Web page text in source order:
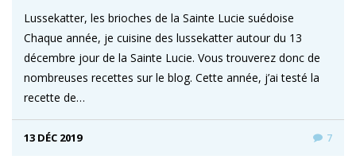
Lussekatter, les brioches de la Sainte Lucie suédoise
Chaque année, je cuisine des lussekatter autour du 13
décembre jour de la Sainte Lucie. Vous trouverez donc de
nombreuses recettes sur le blog. Cette année, j’ai testé la
recette de…
13 DÉC 2019 7